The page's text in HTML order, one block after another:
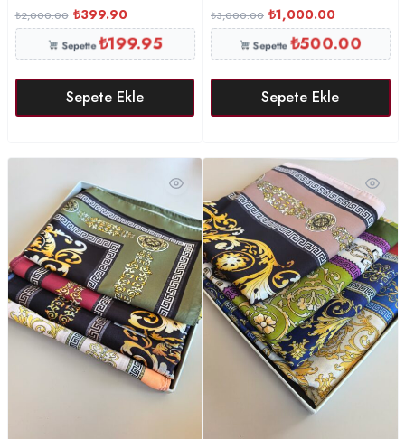
₺2,000.00 ₺399.90
Sepette₺199.95
Sepete Ekle
₺3,000.00 ₺1,000.00
Sepette₺500.00
Sepete Ekle